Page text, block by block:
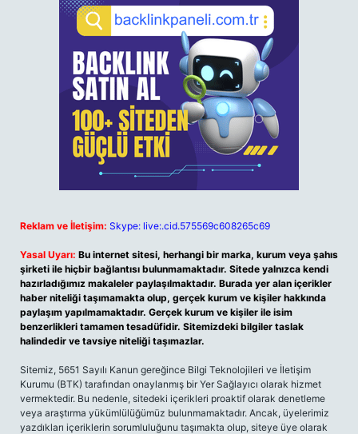
Reklam ve İletişim: Skype: live:.cid.575569c608265c69
Yasal Uyarı: Bu internet sitesi, herhangi bir marka, kurum veya şahıs
şirketi ile hiçbir bağlantısı bulunmamaktadır. Sitede yalnızca kendi
hazırladığımız makaleler paylaşılmaktadır. Burada yer alan içerikler
haber niteliği taşımamakta olup, gerçek kurum ve kişiler hakkında
paylaşım yapılmamaktadır. Gerçek kurum ve kişiler ile isim
benzerlikleri tamamen tesadüfidir. Sitemizdeki bilgiler taslak
halindedir ve tavsiye niteliği taşımazlar.
Sitemiz, 5651 Sayılı Kanun gereğince Bilgi Teknolojileri ve İletişim
Kurumu (BTK) tarafından onaylanmış bir Yer Sağlayıcı olarak hizmet
vermektedir. Bu nedenle, sitedeki içerikleri proaktif olarak denetleme
veya araştırma yükümlülüğümüz bulunmamaktadır. Ancak, üyelerimiz
yazdıkları içeriklerin sorumluluğunu taşımakta olup, siteye üye olarak